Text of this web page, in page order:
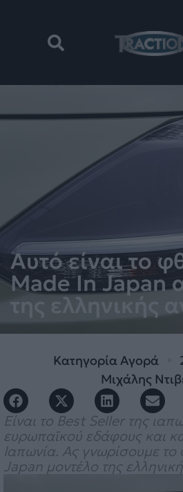
Αυτό είναι το
Made In Japan
της ελληνικής
ΚατηγορίαΑγορά
Μιχάλης
Είναι το Best Seller της
ευρωπαϊκού εδάφους και
Ιαπωνία. Ας γνωρίσουμε
Japan μοντέλο της